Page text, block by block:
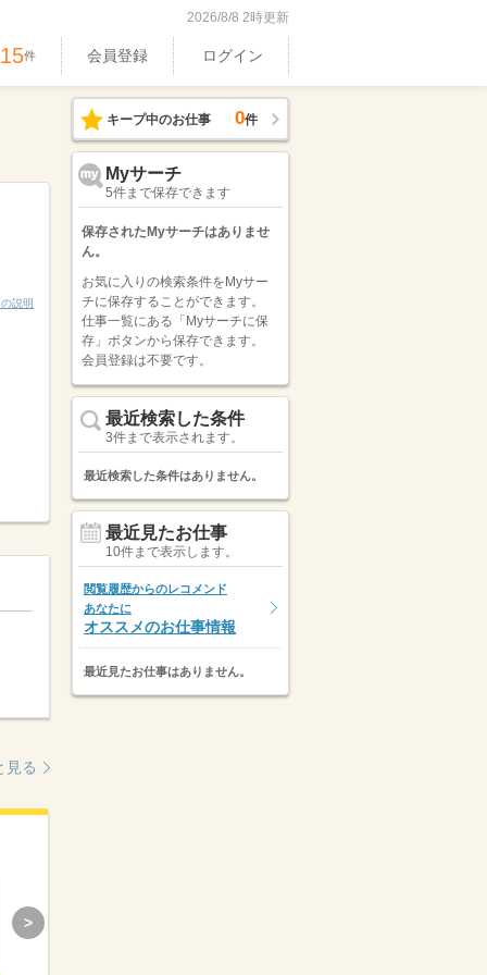
2026/8/8 2時更新
件 会員登録 ログイン
説明
見る
>
キープ中のお仕事 0件
Myサーチ
5件まで保存できます
保存されたMyサーチはありませ
ん。
お気に入りの検索条件をMyサー
チに保存することができます。
仕事一覧にある「Myサーチに保
存」ボタンから保存できます。
会員登録は不要です。
最近検索した条件
3件まで表示されます。
最近検索した条件はありません。
最近見たお仕事
10件まで表示します。
閲覧履歴からのレコメンド
あなたに
オススメのお仕事情報
最近見たお仕事はありません。